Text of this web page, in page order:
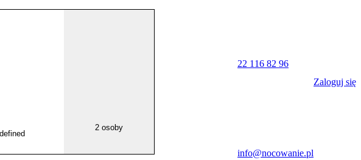
2 osoby
22 116 82 96
info@nocowanie.pl
Zaloguj się